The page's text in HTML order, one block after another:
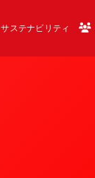
サステナビリティ